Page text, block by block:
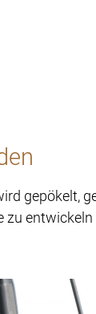
gepökelt,
zu